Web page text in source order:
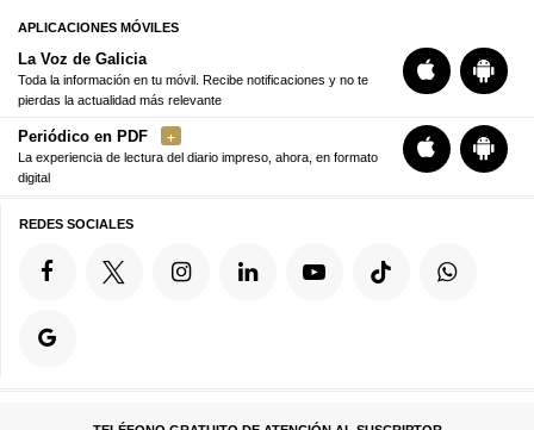
APLICACIONES MÓVILES
La Voz de Galicia
Toda la información en tu móvil. Recibe notificaciones y no te
pierdas la actualidad más relevante
Periódico en PDF
La experiencia de lectura del diario impreso, ahora, en formato
digital
REDES SOCIALES